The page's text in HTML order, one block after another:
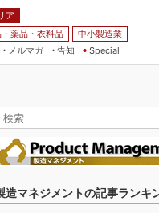
ア
薬品・衣料品
中小製造業
メルマガ
告知 Special
造マネジメントの記事ランキ